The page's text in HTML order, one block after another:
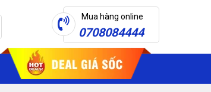
Mua hàng online
0708084444